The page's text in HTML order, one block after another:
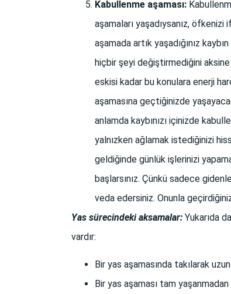
Kabullenme aşaması:
aşamaları yaşadıysanız, öfkenizi
aşamada artık yaşadığınız
hiçbir şeyi değiştirmediğini aksine
eskisi kadar bu konulara enerji
aşamasına geçtiğinizde
anlamda kaybınızı içinizde
yalnızken ağlamak istediğinizi
geldiğinde günlük işlerinizi
başlarsınız. Çünkü sadece
veda edersiniz. Onunla
Yas sürecindeki aksamalar: Yukarıda
vardır:
Bir yas aşamasında takılarak
Bir yas aşaması tam